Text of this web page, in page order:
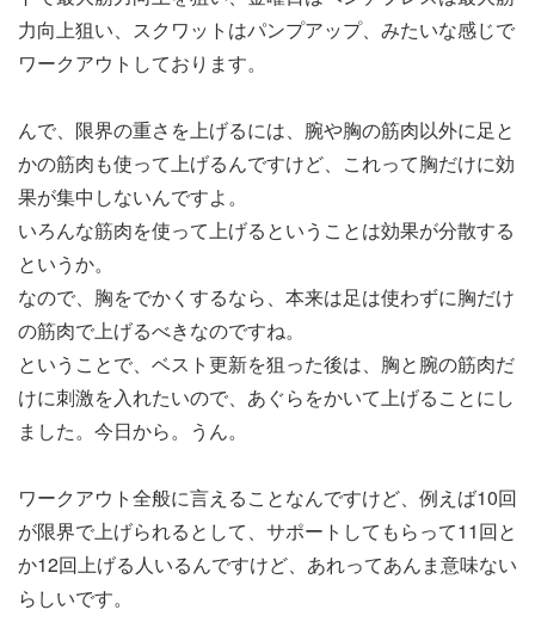
力向上狙い、スクワットはパンプアップ、みたいな感じで
ワークアウトしております。
んで、限界の重さを上げるには、腕や胸の筋肉以外に足と
かの筋肉も使って上げるんですけど、これって胸だけに効
果が集中しないんですよ。
いろんな筋肉を使って上げるということは効果が分散する
というか。
なので、胸をでかくするなら、本来は足は使わずに胸だけ
の筋肉で上げるべきなのですね。
ということで、ベスト更新を狙った後は、胸と腕の筋肉だ
けに刺激を入れたいので、あぐらをかいて上げることにし
ました。今日から。うん。
ワークアウト全般に言えることなんですけど、例えば10回
が限界で上げられるとして、サポートしてもらって11回と
か12回上げる人いるんですけど、あれってあんま意味ない
らしいです。